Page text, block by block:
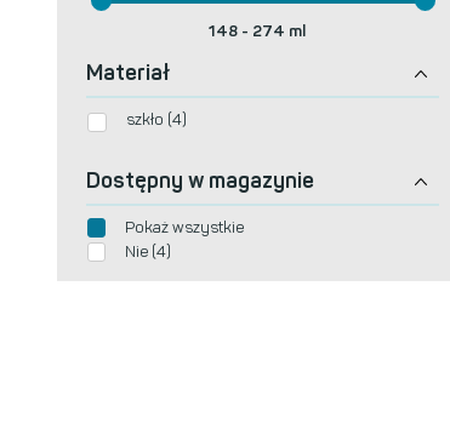
148 - 274 ml
Materiał
szkło (4)
Dostępny w magazynie
Pokaż wszystkie
Nie (4)